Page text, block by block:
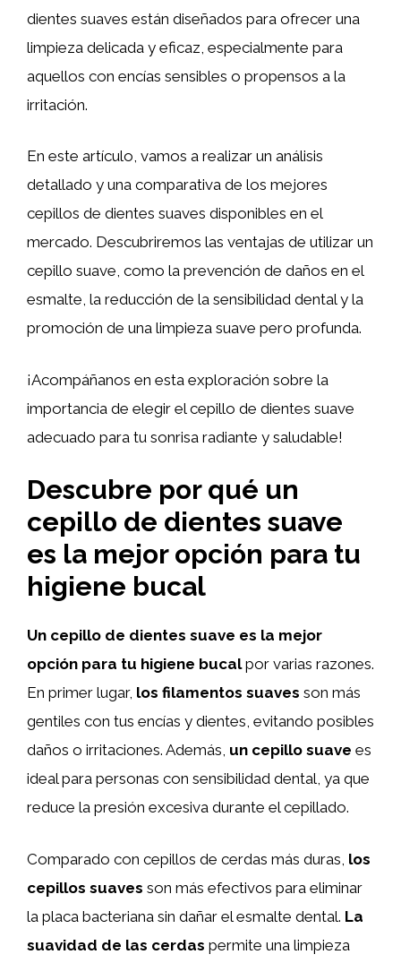
dientes suaves están diseñados para ofrecer una
limpieza delicada y eficaz, especialmente para
aquellos con encías sensibles o propensos a la
irritación.
En este artículo, vamos a realizar un análisis
detallado y una comparativa de los mejores
cepillos de dientes suaves disponibles en el
mercado. Descubriremos las ventajas de utilizar un
cepillo suave, como la prevención de daños en el
esmalte, la reducción de la sensibilidad dental y la
promoción de una limpieza suave pero profunda.
¡Acompáñanos en esta exploración sobre la
importancia de elegir el cepillo de dientes suave
adecuado para tu sonrisa radiante y saludable!
Descubre por qué un
cepillo de dientes suave
es la mejor opción para tu
higiene bucal
Un cepillo de dientes suave es la mejor
opción para tu higiene bucalpor varias razones.
En primer lugar, los filamentos suaves son más
gentiles con tus encías y dientes, evitando posibles
daños o irritaciones. Además, un cepillo suave es
ideal para personas con sensibilidad dental, ya que
reduce la presión excesiva durante el cepillado.
Comparado con cepillos de cerdas más duras, los
cepillos suaves son más efectivos para eliminar
la placa bacteriana sin dañar el esmalte dental. La
suavidad de las cerdas permite una limpieza